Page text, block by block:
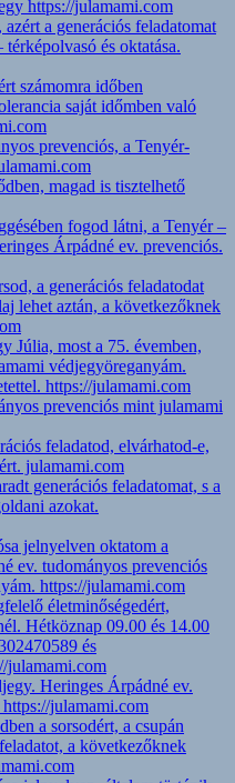
https://julamami.com
a generációs feladatomat
és oktatása.
számomra időben
saját időmben való
prevenciós, a Tenyér-
magad is tisztelhető
fogod látni, a Tenyér –
Árpádné ev. prevenciós.
a generációs feladatodat
lehet aztán, a következőknek
Júlia, most a 75. évemben,
védjegyöreganyám.
https://julamami.com
prevenciós mint julamami
feladatod, elvárhatod-e,
julamami.com
generációs feladatomat, s a
azokat.
jelnyelven oktatom a
ev. tudományos prevenciós
https://julamami.com
életminőségedért,
Hétköznap 09.00 és 14.00
és
julamami.com
Heringes Árpádné ev.
julamami.com
a sorsodért, a csupán
a következőknek